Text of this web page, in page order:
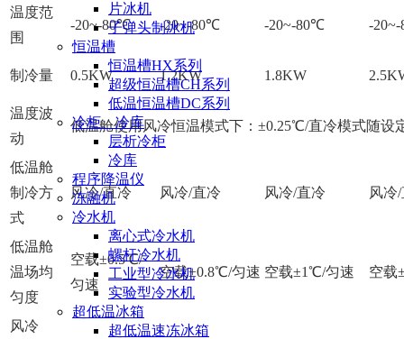
片冰机
子弹头制冰机
恒温槽
恒温槽HX系列
超级恒温槽CH系列
低温恒温槽DC系列
冷柜、冷库
层析冷柜
冷库
程序降温仪
冻融机
冷水机
离心式冷水机
螺杆冷水机
工业型冷水机
实验型冷水机
超低温冰箱
超低温速冻冰箱
温度范
围
-20~-80℃ -20~-80℃ -20~-80℃ -
制冷量 0.5KW 1.2KW 1.8KW
温度波
动
低温舱使用风冷恒温模式下：±0.25℃/直冷模式随设
低温舱
制冷方
式
风冷/直冷 风冷/直冷 风冷/直冷 风冷
低温舱
温场均
匀度
空载±0.5℃/
匀速
空载±0.8℃/匀速 空载±1℃/匀速 空载
风冷